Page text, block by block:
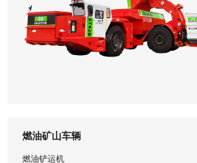
燃油矿山车辆
燃油铲运机